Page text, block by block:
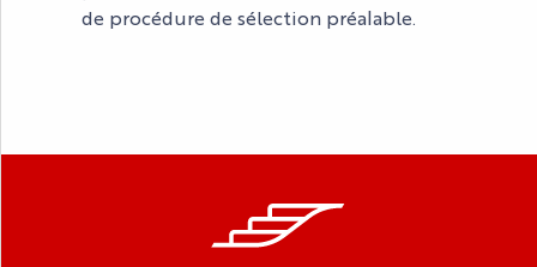
de procédure de sélection préalable.